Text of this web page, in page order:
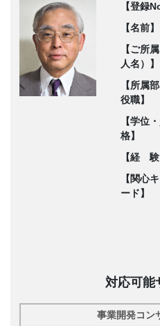
【登録
【名前】
【ご所
人名）】
【所属
役職】
【学位
格】
【経 験
【関心
ード】
対応可能
事業開発コン